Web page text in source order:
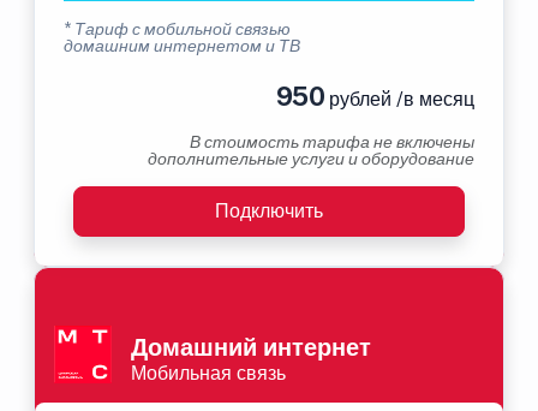
* Тариф с мобильной связью
домашним интернетом и ТВ
950 рублей /в месяц
В стоимость тарифа не включены
дополнительные услуги и оборудование
Подключить
Домашний интернет
Мобильная связь